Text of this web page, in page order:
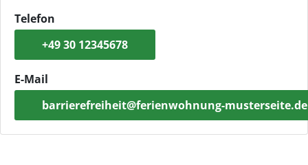
Telefon
+49 30 12345678
E-Mail
barrierefreiheit@ferienwohnung-musterseite.de